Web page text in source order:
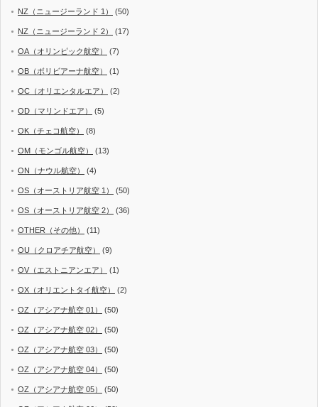
NZ（ニュージーランド 1） (50)
NZ（ニュージーランド 2） (17)
OA（オリンピック航空） (7)
OB（ボリビアーナ航空） (1)
OC（オリエンタルエア） (2)
OD（マリンドエア） (5)
OK（チェコ航空） (8)
OM（モンゴル航空） (13)
ON（ナウル航空） (4)
OS（オーストリア航空 1） (50)
OS（オーストリア航空 2） (36)
OTHER（その他） (11)
OU（クロアチア航空） (9)
OV（エストニアンエア） (1)
OX（オリエントタイ航空） (2)
OZ（アシアナ航空 01） (50)
OZ（アシアナ航空 02） (50)
OZ（アシアナ航空 03） (50)
OZ（アシアナ航空 04） (50)
OZ（アシアナ航空 05） (50)